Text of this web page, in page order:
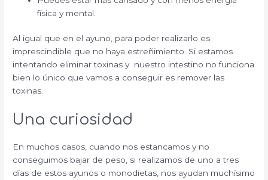
física y mental.
Al igual que en el ayuno, para poder realizarlo es
imprescindible que no haya estreñimiento. Si estamos
intentando eliminar toxinas y nuestro intestino no funciona
bien lo único que vamos a conseguir es remover las
toxinas.
Una curiosidad
En muchos casos, cuando nos estancamos y no
conseguimos bajar de peso, si realizamos de uno a tres
días de estos ayunos o monodietas, nos ayudan muchísimo